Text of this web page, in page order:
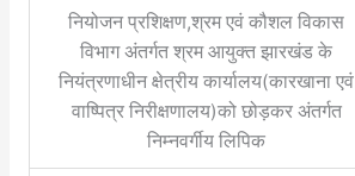
नियोजन प्रशिक्षण,श्रम एवं कौशल विकास
विभाग अंतर्गत श्रम आयुक्त झारखंड के
नियंत्रणाधीन क्षेत्रीय कार्यालय(कारखाना एवं
वाष्पित्र निरीक्षणालय)को छोड़कर अंतर्गत
निम्नवर्गीय लिपिक